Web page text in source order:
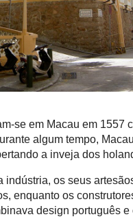
se em Macau em 1557
algum tempo,
a inveja dos
indústria, os seus
enquanto os
design português